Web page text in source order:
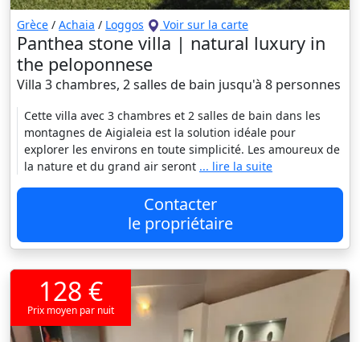
Grèce / Achaia / Loggos Voir sur la carte
Panthea stone villa | natural luxury in
the peloponnese
Villa 3 chambres, 2 salles de bain jusqu'à 8 personnes
Cette villa avec 3 chambres et 2 salles de bain dans les
montagnes de Aigialeia est la solution idéale pour
explorer les environs en toute simplicité. Les amoureux de
la nature et du grand air seront ... lire la suite
Contacter
le propriétaire
128 €
Prix moyen par nuit